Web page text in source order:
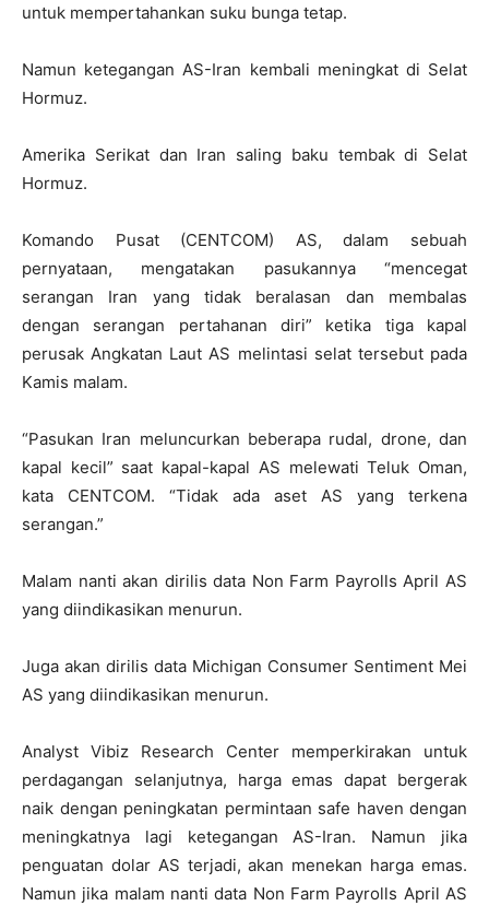
untuk mempertahankan suku bunga tetap.
Namun ketegangan AS-Iran kembali meningkat di Selat
Hormuz.
Amerika Serikat dan Iran saling baku tembak di Selat
Hormuz.
Komando Pusat (CENTCOM) AS, dalam sebuah
pernyataan, mengatakan pasukannya “mencegat
serangan Iran yang tidak beralasan dan membalas
dengan serangan pertahanan diri” ketika tiga kapal
perusak Angkatan Laut AS melintasi selat tersebut pada
Kamis malam.
“Pasukan Iran meluncurkan beberapa rudal, drone, dan
kapal kecil” saat kapal-kapal AS melewati Teluk Oman,
kata CENTCOM. “Tidak ada aset AS yang terkena
serangan.”
Malam nanti akan dirilis data Non Farm Payrolls April AS
yang diindikasikan menurun.
Juga akan dirilis data Michigan Consumer Sentiment Mei
AS yang diindikasikan menurun.
Analyst Vibiz Research Center memperkirakan untuk
perdagangan selanjutnya, harga emas dapat bergerak
naik dengan peningkatan permintaan safe haven dengan
meningkatnya lagi ketegangan AS-Iran. Namun jika
penguatan dolar AS terjadi, akan menekan harga emas.
Namun jika malam nanti data Non Farm Payrolls April AS